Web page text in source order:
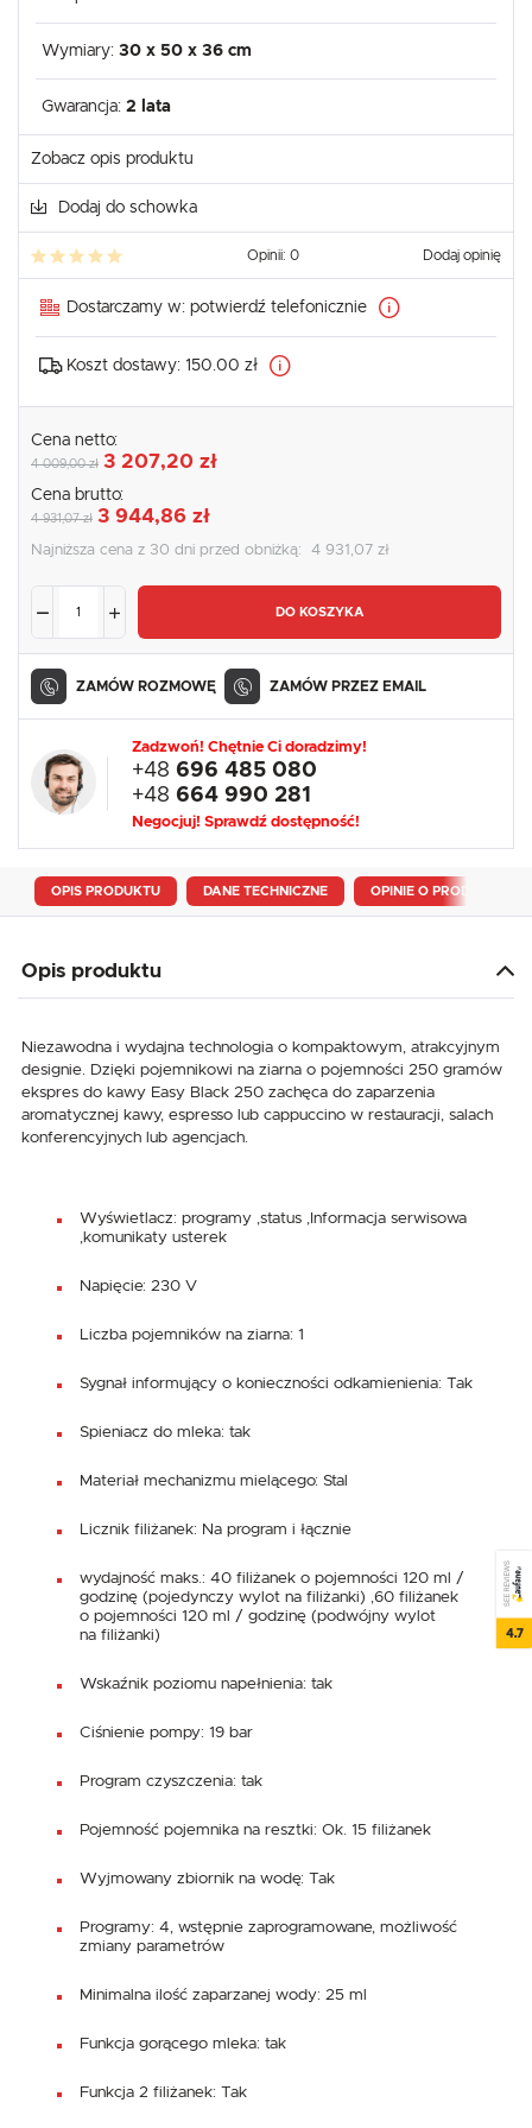
Wymiary: 30 x 50 x 36 cm
Gwarancja: 2 lata
Zobacz opis produktu
Dodaj do schowka
Opinii: 0 Dodaj opinię
Dostarczamy w: potwierdź telefonicznie
Koszt dostawy: 150.00 zł
Cena netto:
4 009,00 zł 3 207,20 zł
Cena brutto:
4 931,07 zł 3 944,86 zł
Najniższa cena z 30 dni przed obniżką: 4 931,07 zł
DO KOSZYKA
ZAMÓW ROZMOWĘ ZAMÓW PRZEZ EMAIL
Zadzwoń! Chętnie Ci doradzimy!
+48 696 485 080
+48 664 990 281
Negocjuj! Sprawdź dostępność!
OPIS PRODUKTU DANE TECHNICZNE OPINIE O PRODUKCIE
Opis produktu
Niezawodna i wydajna technologia o kompaktowym, atrakcyjnym
designie. Dzięki pojemnikowi na ziarna o pojemności 250 gramów
ekspres do kawy Easy Black 250 zachęca do zaparzenia
aromatycznej kawy, espresso lub cappuccino w restauracji, salach
konferencyjnych lub agencjach.
Wyświetlacz: programy ,status ,Informacja serwisowa
,komunikaty usterek
Napięcie: 230 V
Liczba pojemników na ziarna: 1
Sygnał informujący o konieczności odkamienienia: Tak
Spieniacz do mleka: tak
Materiał mechanizmu mielącego: Stal
Licznik filiżanek: Na program i łącznie
wydajność maks.: 40 filiżanek o pojemności 120 ml /
godzinę (pojedynczy wylot na filiżanki) ,60 filiżanek
o pojemności 120 ml / godzinę (podwójny wylot
na filiżanki)
Wskaźnik poziomu napełnienia: tak
Ciśnienie pompy: 19 bar
Program czyszczenia: tak
Pojemność pojemnika na resztki: Ok. 15 filiżanek
Wyjmowany zbiornik na wodę: Tak
Programy: 4, wstępnie zaprogramowane, możliwość
zmiany parametrów
Minimalna ilość zaparzanej wody: 25 ml
Funkcja gorącego mleka: tak
Funkcja 2 filiżanek: Tak
SEE REVIEWS
4.7